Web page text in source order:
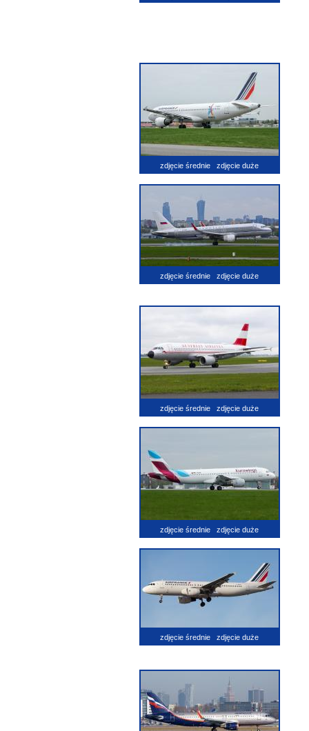
zdjęcie średnie zdjęcie duże
zdjęcie średnie zdjęcie duże
zdjęcie średnie zdjęcie duże
zdjęcie średnie zdjęcie duże
zdjęcie średnie zdjęcie duże